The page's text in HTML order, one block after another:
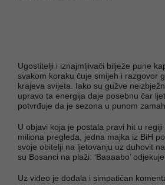
Ugostitelji i iznajmljivači bilježe pune
svakom koraku čuje smijeh i razgovor
krajeva svijeta. Iako su gužve
upravo ta energija daje posebnu čar
potvrđuje da je sezona u punom
U objavi koja je postala pravi hit u
miliona pregleda, jedna majka iz BiH
svoje obitelji na ljetovanju uz duhovit
su Bosanci na plaži: ‘Baaaabo’
Uz video je dodala i simpatičan